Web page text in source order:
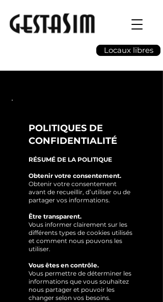
Locaux libres
POLITIQUES DE
CONFIDENTIALITÉ
RÉSUMÉ DE LA POLITIQUE
Obtenir votre consentement.
Obtenir votre consentement
avant de recueillir, d’utiliser ou de
partager vos informations.
Être transparent.
Vous informer clairement sur les
différents types de cookies utilisés
et comment nous pouvons les
utiliser.
Vous êtes en contrôle.
Vous permettre de déterminer les
informations que vous souhaitez
nous partager et pouvoir les
changer selon vos besoins.